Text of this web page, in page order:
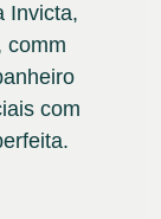
Invicta,
comm
com